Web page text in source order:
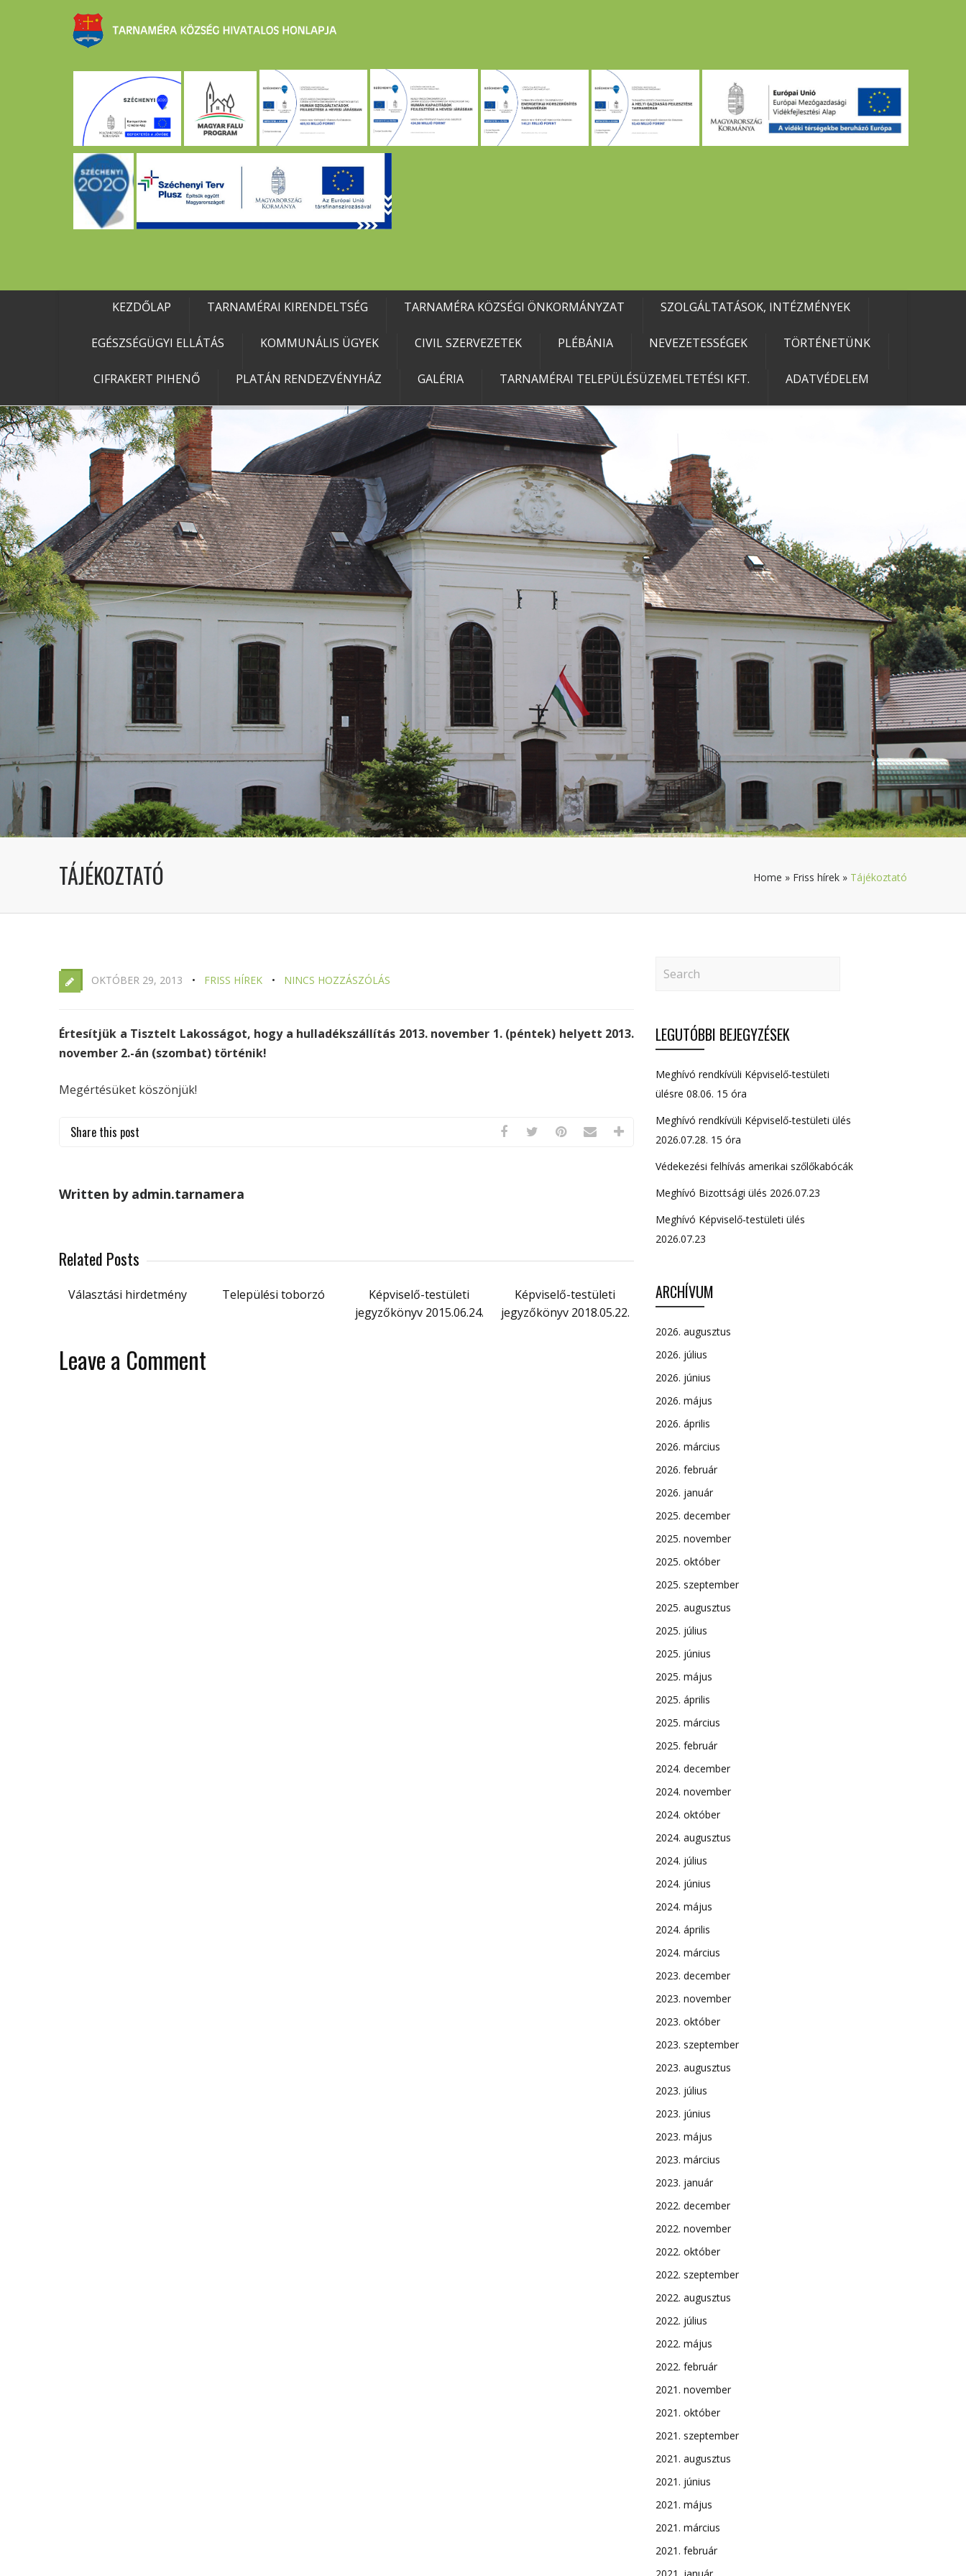
KEZDŐLAP TARNAMÉRAI KIRENDELTSÉG TARNAMÉRA KÖZSÉGI ÖNKORMÁNYZAT SZOLGÁLTATÁSOK, INTÉZMÉNYEK
EGÉSZSÉGÜGYI ELLÁTÁS KOMMUNÁLIS ÜGYEK CIVIL SZERVEZETEK PLÉBÁNIA NEVEZETESSÉGEK TÖRTÉNETÜNK
CIFRAKERT PIHENŐ PLATÁN RENDEZVÉNYHÁZ GALÉRIA TARNAMÉRAI TELEPÜLÉSÜZEMELTETÉSI KFT. ADATVÉDELEM
TÁJÉKOZTATÓ Home » Friss hírek » Tájékoztató
OKTÓBER 29, 2013 FRISS HÍREK NINCS HOZZÁSZÓLÁS
Értesítjük a Tisztelt Lakosságot, hogy a hulladékszállítás 2013. november 1. (péntek) helyett 2013.
november 2.-án (szombat) történik!
Megértésüket köszönjük!
Share this post
Written by admin.tarnamera
Related Posts
Választási hirdetmény Települési toborzó
Képviselő-testületi
jegyzőkönyv 2015.06.24.
Képviselő-testületi
jegyzőkönyv 2018.05.22.
Leave a Comment
LEGUTÓBBI BEJEGYZÉSEK
Meghívó rendkívüli Képviselő-testületi
ülésre 08.06. 15 óra
Meghívó rendkívüli Képviselő-testületi ülés
2026.07.28. 15 óra
Védekezési felhívás amerikai szőlőkabócák
Meghívó Bizottsági ülés 2026.07.23
Meghívó Képviselő-testületi ülés
2026.07.23
ARCHÍVUM
2026. augusztus
2026. július
2026. június
2026. május
2026. április
2026. március
2026. február
2026. január
2025. december
2025. november
2025. október
2025. szeptember
2025. augusztus
2025. július
2025. június
2025. május
2025. április
2025. március
2025. február
2024. december
2024. november
2024. október
2024. augusztus
2024. július
2024. június
2024. május
2024. április
2024. március
2023. december
2023. november
2023. október
2023. szeptember
2023. augusztus
2023. július
2023. június
2023. május
2023. március
2023. január
2022. december
2022. november
2022. október
2022. szeptember
2022. augusztus
2022. július
2022. május
2022. február
2021. november
2021. október
2021. szeptember
2021. augusztus
2021. június
2021. május
2021. március
2021. február